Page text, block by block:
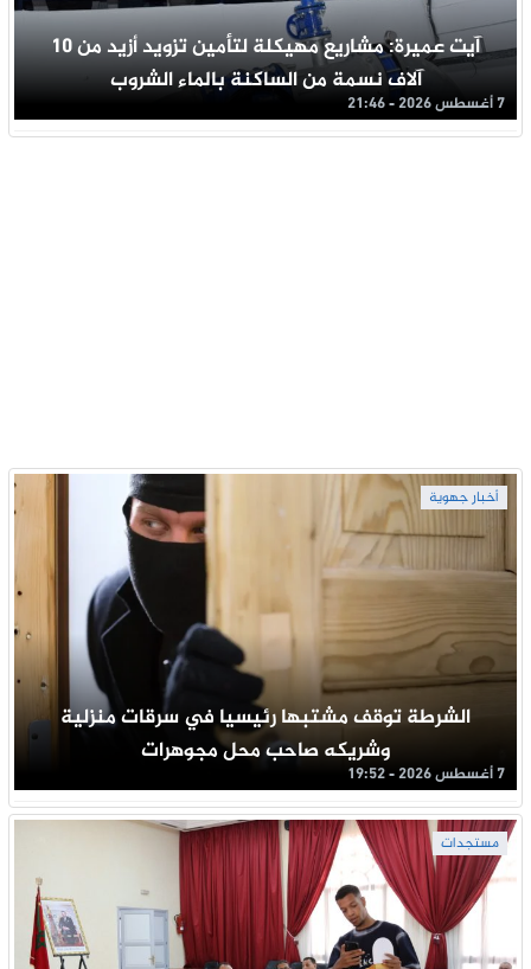
آيت عميرة: مشاريع مهيكلة لتأمين تزويد أزيد من 10
آلاف نسمة من الساكنة بالماء الشروب
7 أغسطس 2026 - 21:46
أخبار جهوية
الشرطة توقف مشتبها رئيسيا في سرقات منزلية
وشريكه صاحب محل مجوهرات
7 أغسطس 2026 - 19:52
مستجدات